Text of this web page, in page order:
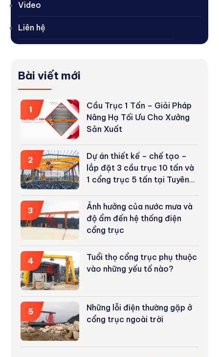
Video
Liên hệ
Bài viết mới
1
Cầu Trục 1 Tấn – Giải Pháp
Nâng Hạ Tối Ưu Cho Xưởng
Sản Xuất
2
Dự án thiết kế – chế tạo –
lắp đặt 3 cầu trục 10 tấn và
1 cổng trục 5 tấn tại Tuyên
3
Ảnh hưởng của nước mưa và
độ ẩm đến hệ thống điện
cổng trục
4
Tuổi thọ cổng trục phụ thuộc
vào những yếu tố nào?
5
Những lỗi điện thường gặp ở
cổng trục ngoài trời